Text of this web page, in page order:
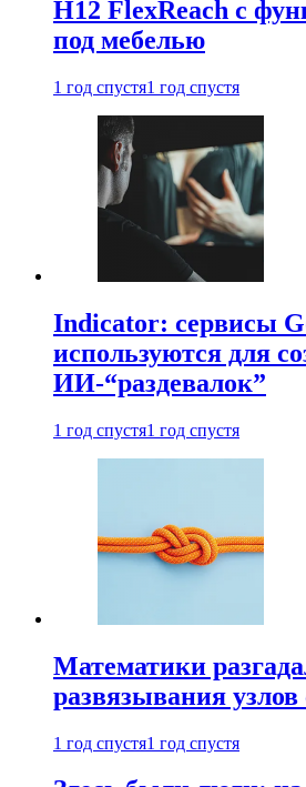
H12 FlexReach с
под мебелью
1 год спустя1 год спустя
Indicator: сервисы
используются для
ИИ-“раздевалок”
1 год спустя1 год спустя
Математики
развязывания узлов
1 год спустя1 год спустя